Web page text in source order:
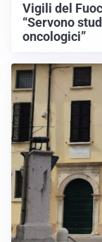
Vigili del
“Servono
oncologici”